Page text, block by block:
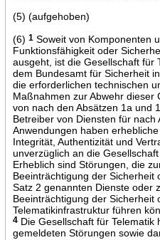
(5) (aufgehoben)
(6) 1Soweit von Komponenten
Funktionsfähigkeit oder
ausgeht, ist die Gesellschaft für
dem Bundesamt für Sicherheit
die erforderlichen technischen
Maßnahmen zur Abwehr dieser
von nach den Absätzen 1a und
Betreiber von Diensten für nach
Anwendungen haben
Integrität, Authentizität und
unverzüglich an die
Erheblich sind Störungen, die
Beeinträchtigung der Sicherheit
Satz 2 genannten Dienste oder
Beeinträchtigung der Sicherheit
Telematikinfrastruktur führen
4Die Gesellschaft für Telematik
gemeldeten Störungen sowie